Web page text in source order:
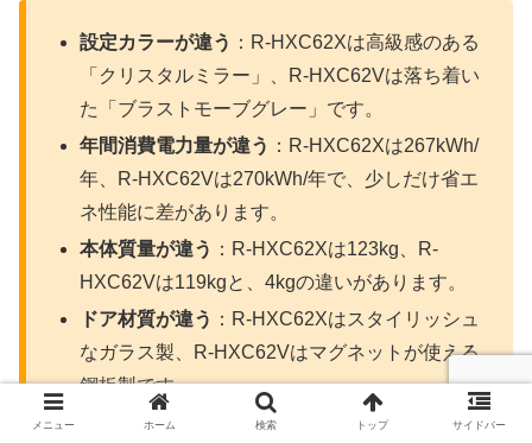
設定カラーが違う ：R-HXC62Xは高級感のある
「クリスタルミラー」、R-HXC62Vは落ち着い
た「ブラストモーブグレー」です。
年間消費電力量が違う ：R-HXC62Xは267kWh/
年、R-HXC62Vは270kWh/年で、少しだけ省エ
ネ性能に差があります。
本体質量が違う ：R-HXC62Xは123kg、R-
HXC62Vは119kgと、4kgの違いがあります。
ドア材質が違う ：R-HXC62Xはスタイリッシュ
なガラス製、R-HXC62Vはマグネットが使える
鋼板製です。
発売年が違う
：R-HXC62Xは2025年2月発売の
メニュー ホーム 検索 トップ サイドバー